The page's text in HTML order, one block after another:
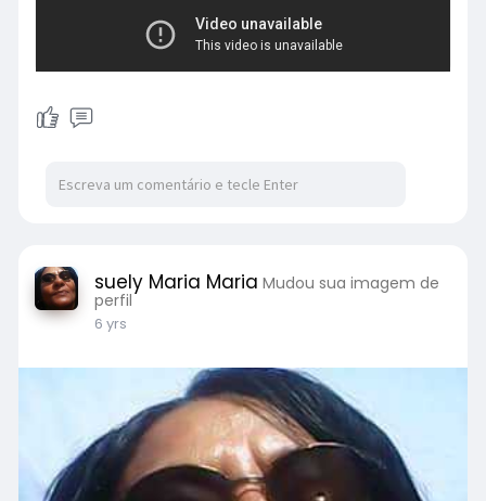
suely Maria Maria Mudou sua imagem de
perfil
6 yrs